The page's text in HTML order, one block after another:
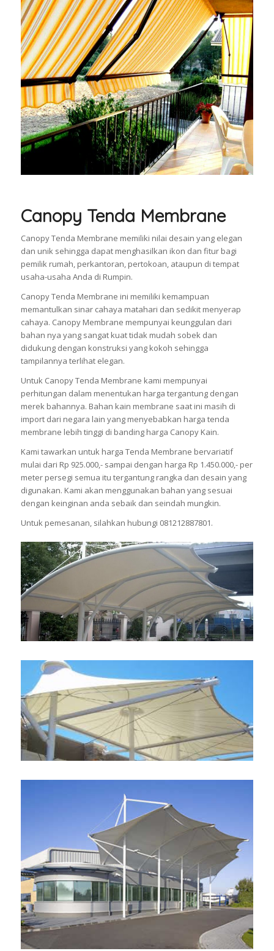
Canopy Tenda Membrane
Canopy Tenda Membrane memiliki nilai desain yang elegan
dan unik sehingga dapat menghasilkan ikon dan fitur bagi
pemilik rumah, perkantoran, pertokoan, ataupun di tempat
usaha-usaha Anda di Rumpin.
Canopy Tenda Membrane ini memiliki kemampuan
memantulkan sinar cahaya matahari dan sedikit menyerap
cahaya. Canopy Membrane mempunyai keunggulan dari
bahan nya yang sangat kuat tidak mudah sobek dan
didukung dengan konstruksi yang kokoh sehingga
tampilannya terlihat elegan.
Untuk Canopy Tenda Membrane kami mempunyai
perhitungan dalam menentukan harga tergantung dengan
merek bahannya. Bahan kain membrane saat ini masih di
import dari negara lain yang menyebabkan harga tenda
membrane lebih tinggi di banding harga Canopy Kain.
Kami tawarkan untuk harga Tenda Membrane bervariatif
mulai dari Rp 925.000,- sampai dengan harga Rp 1.450.000,- per
meter persegi semua itu tergantung rangka dan desain yang
digunakan. Kami akan menggunakan bahan yang sesuai
dengan keinginan anda sebaik dan seindah mungkin.
Untuk pemesanan, silahkan hubungi 081212887801.